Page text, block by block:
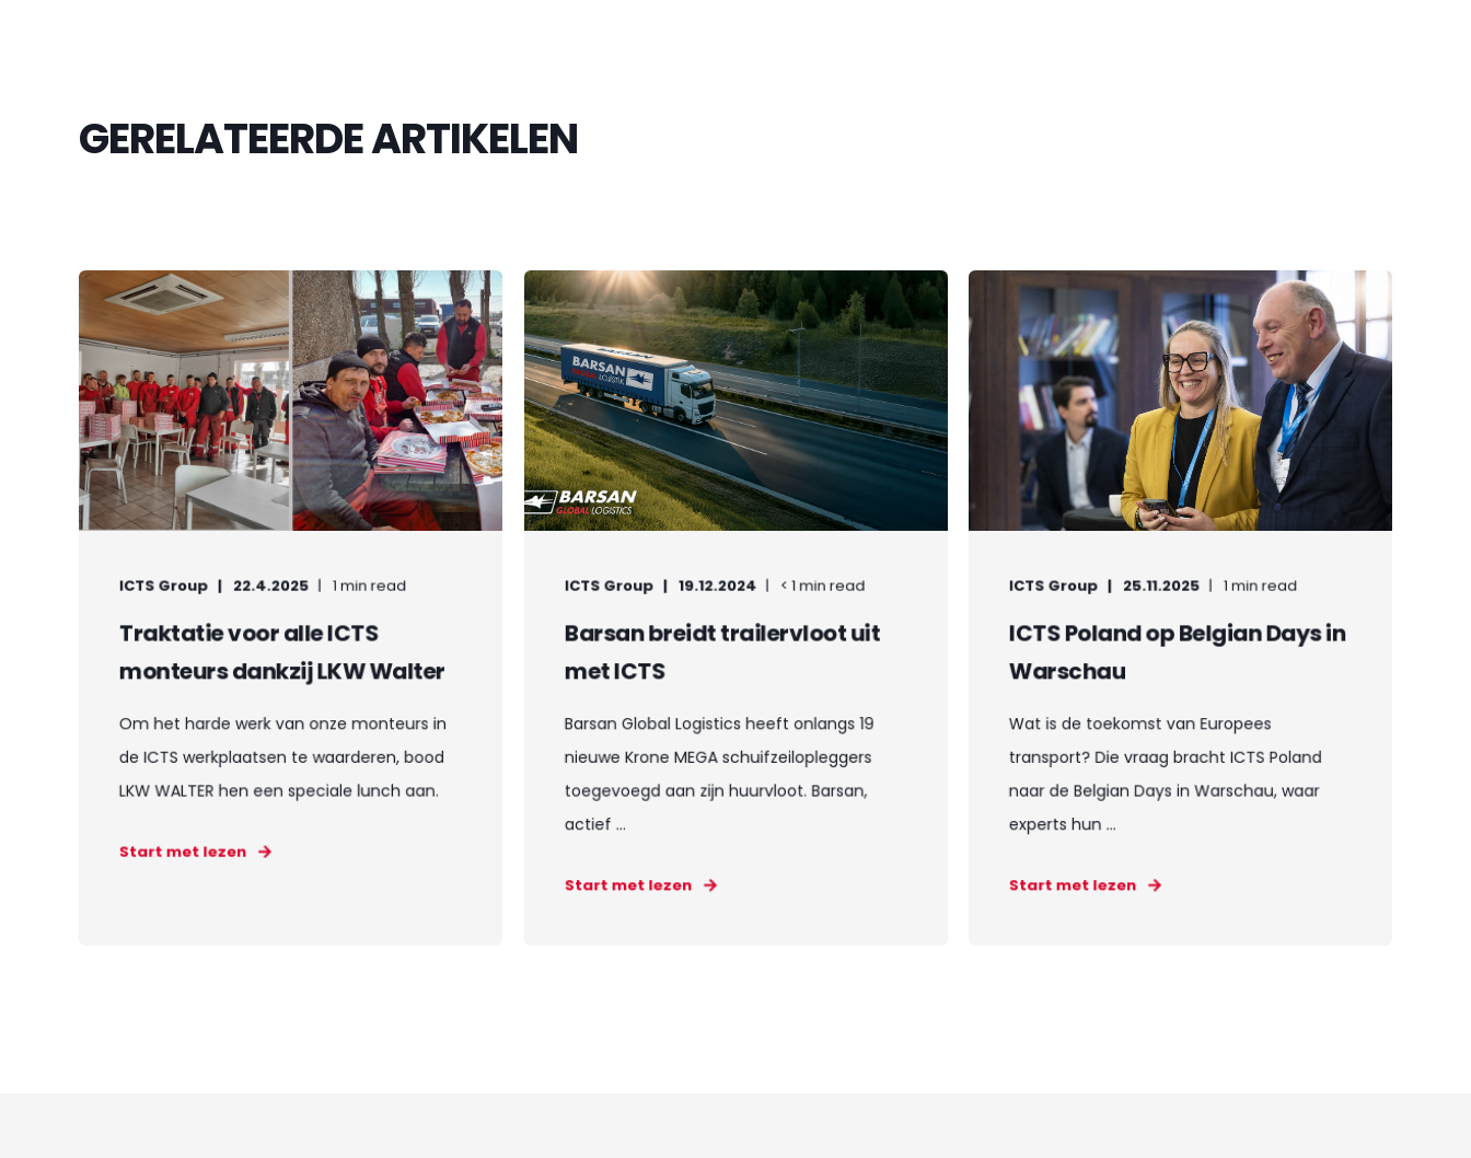
GERELATEERDE ARTIKELEN
ICTS Group 22.4.2025 1 min read
Traktatie voor alle ICTS
monteurs dankzij LKW Walter
Om het harde werk van onze monteurs in
de ICTS werkplaatsen te waarderen, bood
LKW WALTER hen een speciale lunch aan.
Start met lezen
ICTS Group 19.12.2024 < 1 min read
Barsan breidt trailervloot uit
met ICTS
Barsan Global Logistics heeft onlangs 19
nieuwe Krone MEGA schuifzeilopleggers
toegevoegd aan zijn huurvloot. Barsan,
actief ...
Start met lezen
ICTS Group 25.11.2025 1 min read
ICTS Poland op Belgian Days in
Warschau
Wat is de toekomst van Europees
transport? Die vraag bracht ICTS Poland
naar de Belgian Days in Warschau, waar
experts hun ...
Start met lezen